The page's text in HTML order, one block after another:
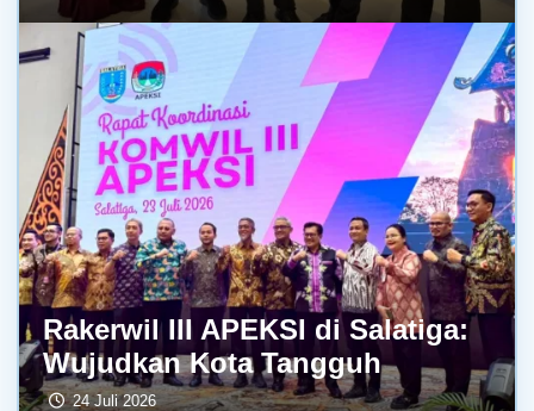
Rakerwil III APEKSI di Salatiga:
Wujudkan Kota Tangguh
24 Juli 2026